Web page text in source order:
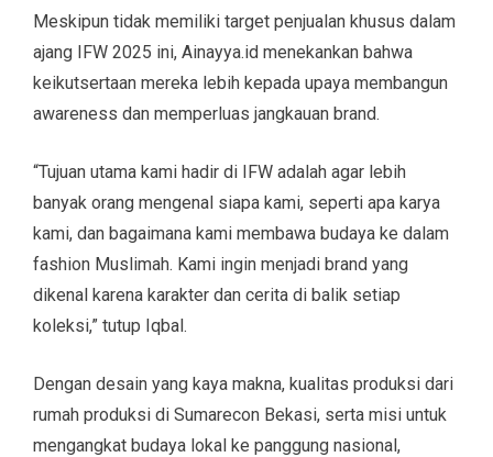
Meskipun tidak memiliki target penjualan khusus dalam
ajang IFW 2025 ini, Ainayya.id menekankan bahwa
keikutsertaan mereka lebih kepada upaya membangun
awareness dan memperluas jangkauan brand.
“Tujuan utama kami hadir di IFW adalah agar lebih
banyak orang mengenal siapa kami, seperti apa karya
kami, dan bagaimana kami membawa budaya ke dalam
fashion Muslimah. Kami ingin menjadi brand yang
dikenal karena karakter dan cerita di balik setiap
koleksi,” tutup Iqbal.
Dengan desain yang kaya makna, kualitas produksi dari
rumah produksi di Sumarecon Bekasi, serta misi untuk
mengangkat budaya lokal ke panggung nasional,